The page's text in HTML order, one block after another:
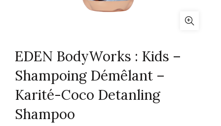
EDEN BodyWorks : Kids –
Shampoing Démêlant –
Karité-Coco Detanling
Shampoo